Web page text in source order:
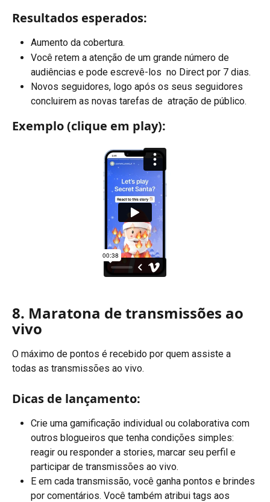
Resultados esperados:
Aumento da cobertura.
Você retem a atenção de um grande número de
audiências e pode escrevê-los  no Direct por 7 dias.
Novos seguidores, logo após os seus seguidores
concluirem as novas tarefas de  atração de público.
Exemplo (clique em play):
8. Maratona de transmissões ao
vivo
O máximo de pontos é recebido por quem assiste a
todas as transmissões ao vivo.
Dicas de lançamento:
Crie uma gamificação individual ou colaborativa com
outros blogueiros que tenha condições simples:
reagir ou responder a stories, marcar seu perfil e
participar de transmissões ao vivo.
E em cada transmissão, você ganha pontos e brindes
por comentários. Você também atribui tags aos